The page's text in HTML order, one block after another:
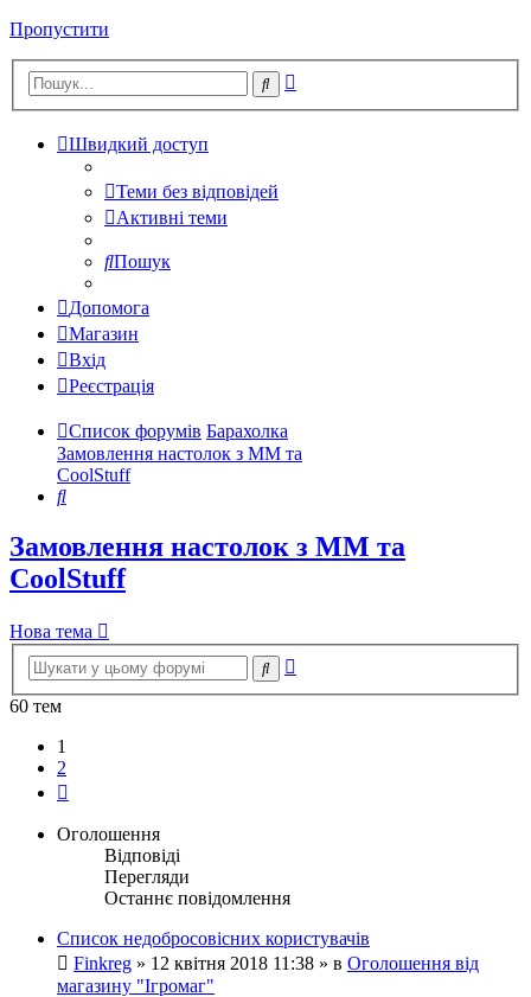
Пропустити
Пошук
Швидкий доступ
Теми без відповідей
Активні теми
Пошук
Допомога
Магазин
Вхід
Реєстрація
Список форумів Барахолка
Замовлення настолок з ММ та
CoolStuff
Пошук
Замовлення настолок з ММ та
CoolStuff
Нова тема
Пошук
60 тем
1
2
Оголошення
Відповіді
Перегляди
Останнє повідомлення
Список недобросовісних користувачів
Finkreg » 12 квітня 2018 11:38 » в Оголошення від
магазину "Ігромаг"